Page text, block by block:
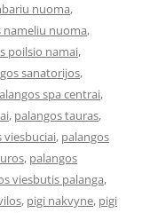
nuoma,
nameliu nuoma,
poilsio namai,
sanatorijos,
spa centrai,
, palangos tauras,
viesbuciai, palangos
, palangos
viesbutis palanga,
, pigi nakvyne, pigi